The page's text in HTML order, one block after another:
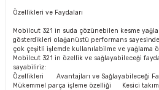
Özellikleri ve Faydaları
Mobilcut 321 in suda çözünebilen kesme
gösterdikleri olağanüstü performans
çok çeşitli işlemde kullanılabilme ve yağlama
Mobilcut 321 in özellik ve sağlayabileceği
sayabiliriz:
Özellikleri Avantajları ve Sağlayabileceği
Mükemmel parça işleme özelliği Kesici